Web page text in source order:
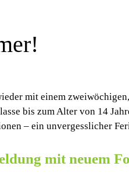
mit einem
bis zum Alter von 14
– ein unvergesslicher
mit neuem